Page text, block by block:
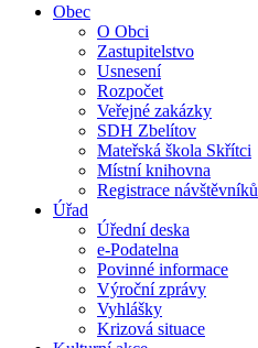
Obec
O Obci
Zastupitelstvo
Usnesení
Rozpočet
Veřejné zakázky
SDH Zbelítov
Mateřská škola Skřítci
Místní knihovna
Registrace návštěvníků
Úřad
Úřední deska
e-Podatelna
Povinné informace
Výroční zprávy
Vyhlášky
Krizová situace